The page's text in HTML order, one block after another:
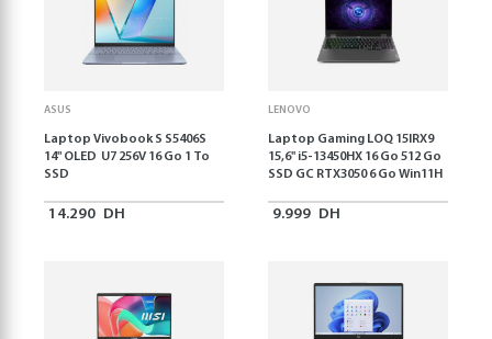
ASUS
Laptop Vivobook S S5406S
14" OLED U7 256V 16 Go 1 To
SSD
14.290 DH
LENOVO
Laptop Gaming LOQ 15IRX9
15,6'' i5-13450HX 16 Go 512 Go
SSD GC RTX3050 6 Go Win11H
9.999 DH